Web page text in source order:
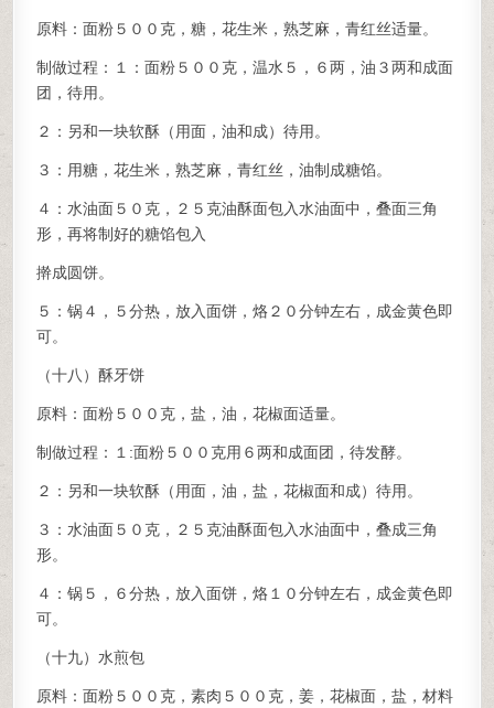
原料：面粉５００克，糖，花生米，熟芝麻，青红丝适量。
制做过程：１：面粉５００克，温水５，６两，油３两和成面
团，待用。
２：另和一块软酥（用面，油和成）待用。
３：用糖，花生米，熟芝麻，青红丝，油制成糖馅。
４：水油面５０克，２５克油酥面包入水油面中，叠面三角
形，再将制好的糖馅包入
擀成圆饼。
５：锅４，５分热，放入面饼，烙２０分钟左右，成金黄色即
可。
（十八）酥牙饼
原料：面粉５００克，盐，油，花椒面适量。
制做过程：１:面粉５００克用６两和成面团，待发酵。
２：另和一块软酥（用面，油，盐，花椒面和成）待用。
３：水油面５０克，２５克油酥面包入水油面中，叠成三角
形。
４：锅５，６分热，放入面饼，烙１０分钟左右，成金黄色即
可。
（十九）水煎包
原料：面粉５００克，素肉５００克，姜，花椒面，盐，材料